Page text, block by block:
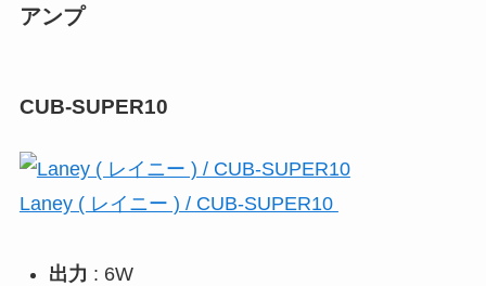
アンプ
CUB-SUPER10
Laney ( レイニー ) / CUB-SUPER10
出力 : 6W